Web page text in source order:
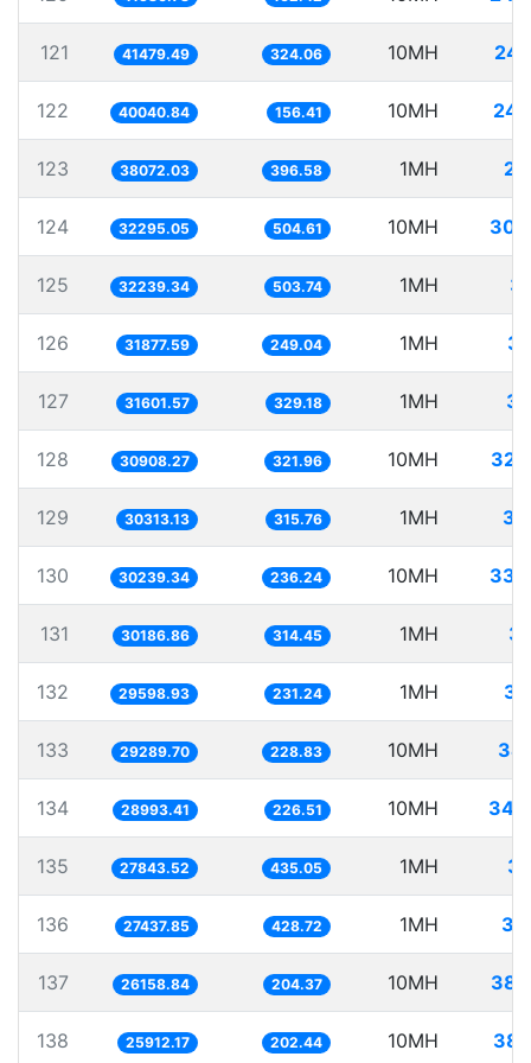
121 41479.49 324.06 10MH
122 40040.84 156.41 10MH
123 38072.03 396.58 1MH
124 32295.05 504.61 10MH
125 32239.34 503.74 1MH
126 31877.59 249.04 1MH
127 31601.57 329.18 1MH
128 30908.27 321.96 10MH
129 30313.13 315.76 1MH
130 30239.34 236.24 10MH
131 30186.86 314.45 1MH
132 29598.93 231.24 1MH
133 29289.70 228.83 10MH
134 28993.41 226.51 10MH
135 27843.52 435.05 1MH
136 27437.85 428.72 1MH
137 26158.84 204.37 10MH
138 25912.17 202.44 10MH